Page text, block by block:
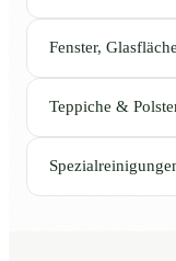
Fenster,
Teppiche &